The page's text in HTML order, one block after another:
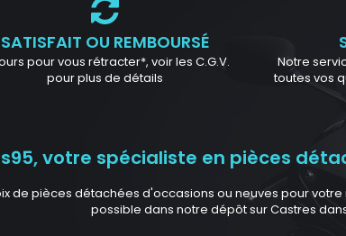
SATISFAIT OU REMBOURSÉ
pour vous rétracter*, voir les C.G.V.
pour plus de détails
Notre
toutes vos
votre spécialiste en pièces
de pièces détachées d'occasions ou neuves pour
possible dans notre dépôt sur Castres